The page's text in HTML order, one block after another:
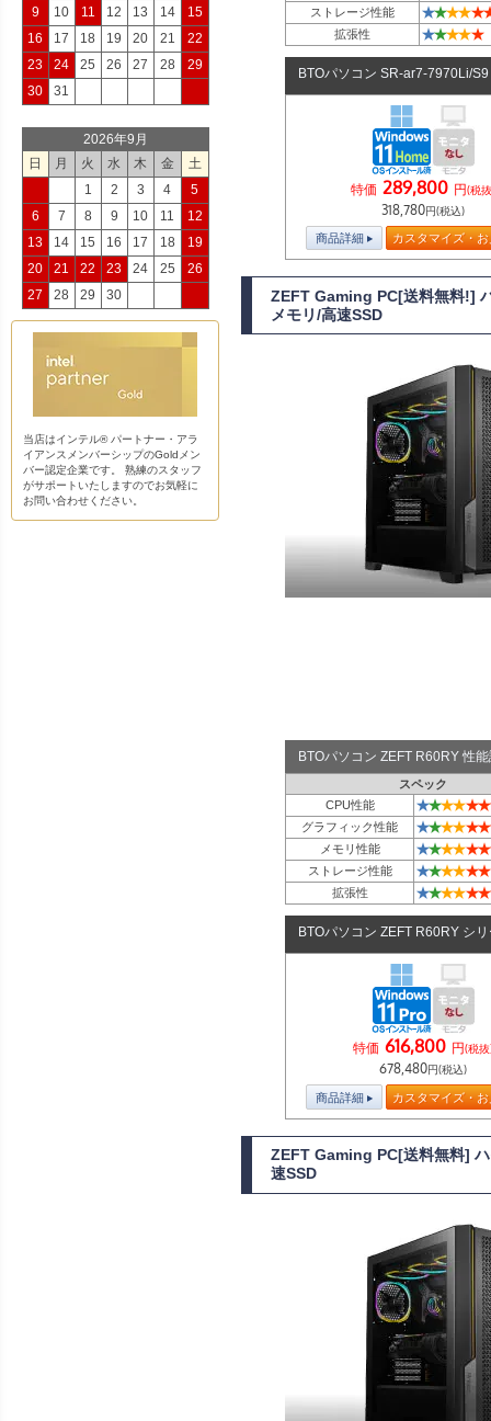
ストレージ性能 ★★★★★
拡張性 ★★★★★
BTOパソコン SR-ar7-7970Li/
特価 289,800 円(税
318,780円(税込)
商品詳細 カスタマイズ・
ZEFT Gaming PC[送料無料!]
メモリ/高速SSD
BTOパソコン ZEFT R60RY 性
スペック
CPU性能
★★★★★★
グラフィック性能 ★★★★★★
メモリ性能 ★★★★★★
ストレージ性能 ★★★★★★
拡張性 ★★★★★★
BTOパソコン ZEFT R60RY シ
特価 616,800 円(税抜
678,480円(税込)
商品詳細 カスタマイズ・
ZEFT Gaming PC[送料無料]
速SSD
9
10 11 12 13 14
15
16
17 18 19 20 21
22
23
24 25 26 27 28
29
30
31
2026年9月
日
月 火 水 木 金
土
1
2 3 4
5
6
7 8 9 10 11
12
13
14 15 16 17 18
19
20
21 22 23 24 25
26
27
28 29 30
当店はインテル® パートナー・アラ
イアンスメンバーシップのGoldメン
バー認定企業です。 熟練のスタッフ
がサポートいたしますのでお気軽に
お問い合わせください。